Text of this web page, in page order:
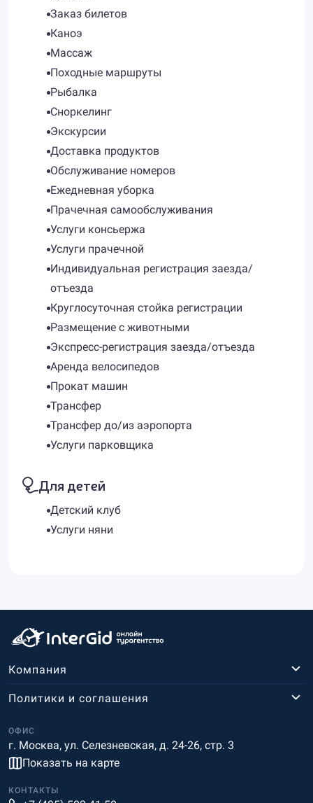
Заказ билетов
Каноэ
Массаж
Походные маршруты
Рыбалка
Сноркелинг
Экскурсии
Доставка продуктов
Обслуживание номеров
Ежедневная уборка
Прачечная самообслуживания
Услуги консьержа
Услуги прачечной
Индивидуальная регистрация заезда/
отъезда
Круглосуточная стойка регистрации
Размещение с животными
Экспресс-регистрация заезда/отъезда
Аренда велосипедов
Прокат машин
Трансфер
Трансфер до/из аэропорта
Услуги парковщика
Для детей
Детский клуб
Услуги няни
Компания
ОФИС
г. Москва, ул. Селезневская, д. 24-26, стр. 3
Показать на карте
Политики и соглашения
КОНТАКТЫ